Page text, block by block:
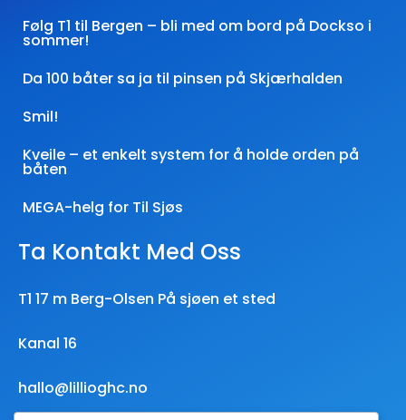
Følg T1 til Bergen – bli med om bord på Dockso i
sommer!
Da 100 båter sa ja til pinsen på Skjærhalden
Smil!
Kveile – et enkelt system for å holde orden på
båten
MEGA-helg for Til Sjøs
Ta Kontakt Med Oss
T1 17 m Berg-Olsen På sjøen et sted
Kanal 16
hallo@lillioghc.no